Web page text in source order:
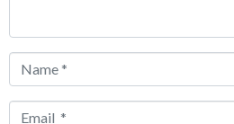
Name
Email